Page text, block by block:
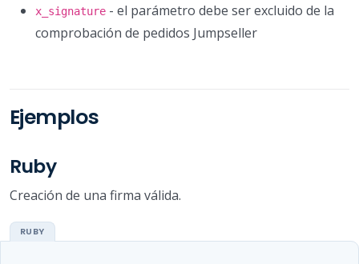
x_signature - el parámetro debe ser excluido de la
comprobación de pedidos Jumpseller
Ejemplos
Ruby
Creación de una firma válida.